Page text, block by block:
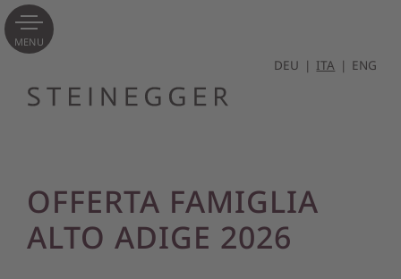
MENU
DEU ITA ENG
OFFERTA FAMIGLIA
ALTO ADIGE 2026